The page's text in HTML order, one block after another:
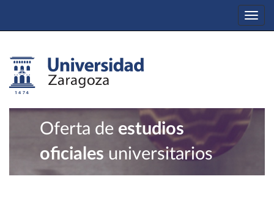
Oferta de estudios
oficiales universitarios